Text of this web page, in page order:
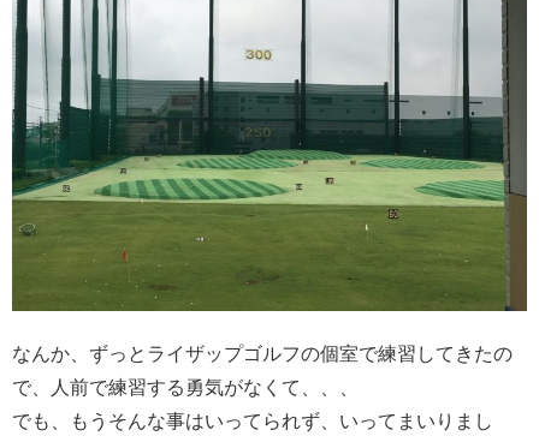
なんか、ずっとライザップゴルフの個室で練習してきたの
で、人前で練習する勇気がなくて、、、
でも、もうそんな事はいってられず、いってまいりまし